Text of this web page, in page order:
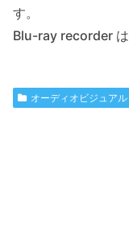
す。
Blu-ray recorder は
オーディオビジュアル